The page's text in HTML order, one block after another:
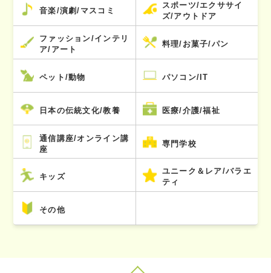
音楽/演劇/マスコミ
スポーツ/エクササイ
ズ/アウトドア
ファッション/インテリ
ア/アート
料理/お菓子/パン
ペット/動物 パソコン/IT
日本の伝統文化/教養 医療/介護/福祉
通信講座/オンライン講
座
専門学校
キッズ
ユニーク＆レア/バラエ
ティ
その他